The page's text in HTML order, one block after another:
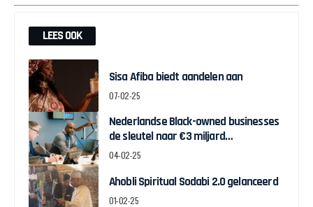
LEES OOK
Sisa Afiba biedt aandelen aan
07-02-25
Nederlandse Black-owned businesses
de sleutel naar €3 miljard
economische groei voor Nederland
04-02-25
Ahobli Spiritual Sodabi 2.0 gelanceerd
01-02-25